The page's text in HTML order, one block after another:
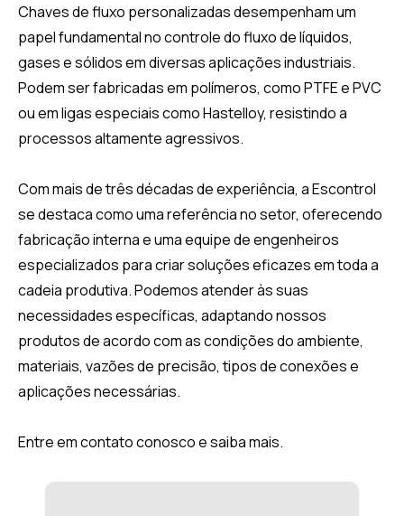
Chaves de fluxo personalizadas desempenham um
papel fundamental no controle do fluxo de líquidos,
gases e sólidos em diversas aplicações industriais.
Podem ser fabricadas em polímeros, como PTFE e PVC
ou em ligas especiais como Hastelloy, resistindo a
processos altamente agressivos.
Com mais de três décadas de experiência, a Escontrol
se destaca como uma referência no setor, oferecendo
fabricação interna e uma equipe de engenheiros
especializados para criar soluções eficazes em toda a
cadeia produtiva. Podemos atender às suas
necessidades específicas, adaptando nossos
produtos de acordo com as condições do ambiente,
materiais, vazões de precisão, tipos de conexões e
aplicações necessárias.
Entre em contato conosco e saiba mais.